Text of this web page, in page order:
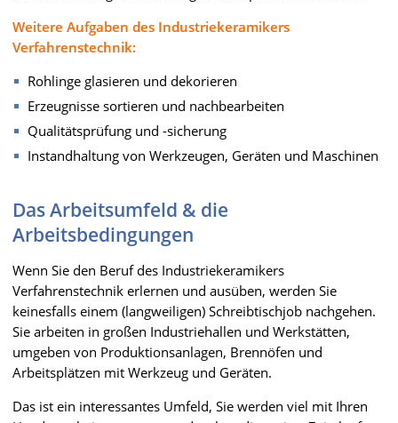
Weitere Aufgaben des Industriekeramikers
Verfahrenstechnik:
Rohlinge glasieren und dekorieren
Erzeugnisse sortieren und nachbearbeiten
Qualitätsprüfung und -sicherung
Instandhaltung von Werkzeugen, Geräten und Maschinen
Das Arbeitsumfeld & die
Arbeitsbedingungen
Wenn Sie den Beruf des Industriekeramikers
Verfahrenstechnik erlernen und ausüben, werden Sie
keinesfalls einem (langweiligen) Schreibtischjob nachgehen.
Sie arbeiten in großen Industriehallen und Werkstätten,
umgeben von Produktionsanlagen, Brennöfen und
Arbeitsplätzen mit Werkzeug und Geräten.
Das ist ein interessantes Umfeld, Sie werden viel mit Ihren